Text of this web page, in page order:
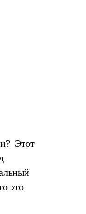
Этот
это